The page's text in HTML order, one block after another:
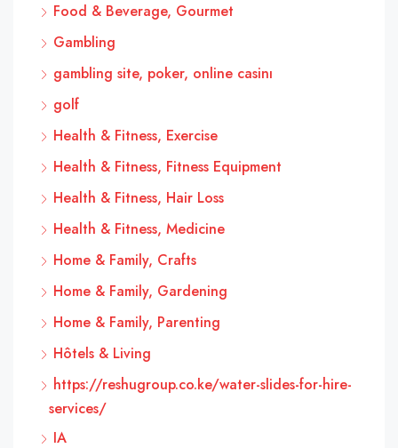
Food & Beverage, Gourmet
Gambling
gambling site, poker, online casinı
golf
Health & Fitness, Exercise
Health & Fitness, Fitness Equipment
Health & Fitness, Hair Loss
Health & Fitness, Medicine
Home & Family, Crafts
Home & Family, Gardening
Home & Family, Parenting
Hôtels & Living
https://reshugroup.co.ke/water-slides-for-hire-
services/
IA